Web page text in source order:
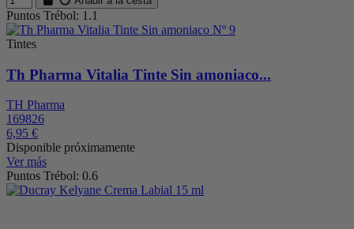
Puntos Trébol: 1.1
Tintes
Th Pharma Vitalia Tinte Sin amoniaco...
TH Pharma
169826
6,95 €
Disponible próximamente
Ver más
Puntos Trébol: 0.6